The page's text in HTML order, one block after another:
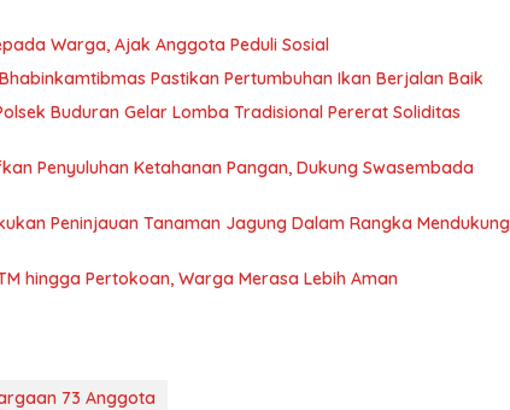
Warga, Ajak Anggota Peduli Sosial
Pastikan Pertumbuhan Ikan Berjalan Baik
Buduran Gelar Lomba Tradisional Pererat Soliditas
Penyuluhan Ketahanan Pangan, Dukung Swasembada
Peninjauan Tanaman Jagung Dalam Rangka Mendukung
hingga Pertokoan, Warga Merasa Lebih Aman
73 Anggota